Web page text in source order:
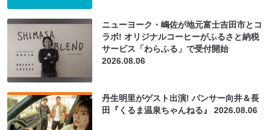
ニューヨーク・嶋佐が地元富士吉田市とコ
ラボ! オリジナルコーヒーがふるさと納税
サービス「わらふる」で受付開始
2026.08.06
丹生明里がゲスト出演! パンサー向井＆長
田『くるま温泉ちゃんねる』2026.08.06